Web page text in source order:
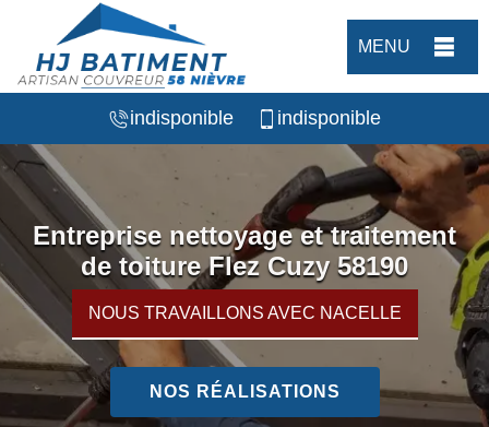
MENU
indisponible indisponible
Entreprise nettoyage et traitement
de toiture Flez Cuzy 58190
NOUS TRAVAILLONS AVEC NACELLE
NOS RÉALISATIONS